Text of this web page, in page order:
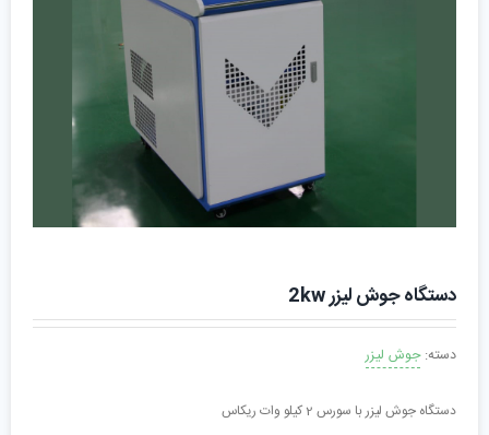
دستگاه جوش لیزر 2kw
دسته:جوش لیزر
دستگاه جوش لیزر با سورس 2 کیلو وات ریکاس